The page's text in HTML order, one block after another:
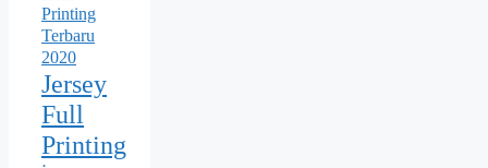
Printing
Terbaru
2020
Jersey
Full
Printing